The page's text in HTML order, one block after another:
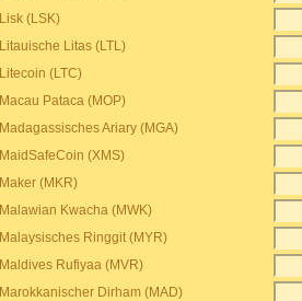
Lisk (LSK)
Litauische Litas (LTL)
Litecoin (LTC)
Macau Pataca (MOP)
Madagassisches Ariary (MGA)
MaidSafeCoin (XMS)
Maker (MKR)
Malawian Kwacha (MWK)
Malaysisches Ringgit (MYR)
Maldives Rufiyaa (MVR)
Marokkanischer Dirham (MAD)